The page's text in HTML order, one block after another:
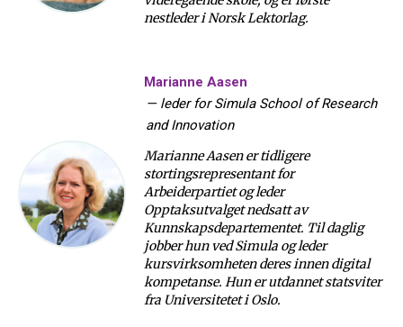
nestleder i Norsk Lektorlag.
Marianne Aasen
— leder for Simula School of Research
and Innovation
Marianne Aasen er tidligere
stortingsrepresentant for
Arbeiderpartiet og leder
Opptaksutvalget nedsatt av
Kunnskapsdepartementet. Til daglig
jobber hun ved Simula og leder
kursvirksomheten deres innen digital
kompetanse. Hun er utdannet statsviter
fra Universitetet i Oslo.